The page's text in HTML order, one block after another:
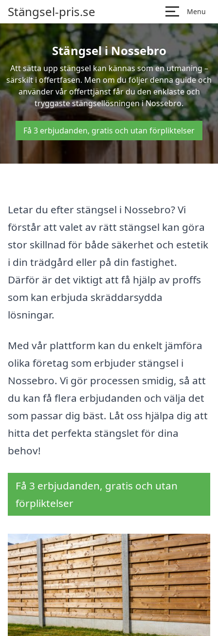
Stängsel-pris.se Menu
Stängsel i Nossebro
Att sätta upp stängsel kan kännas som en utmaning –
särskilt i offertfasen. Men om du följer denna guide och
använder vår offerttjänst får du den enklaste och
tryggaste stängsellösningen i Nossebro.
Få 3 erbjudanden, gratis och utan förpliktelser
Letar du efter stängsel i Nossebro? Vi
förstår att valet av rätt stängsel kan göra
stor skillnad för både säkerhet och estetik
i din trädgård eller på din fastighet.
Därför är det viktigt att få hjälp av proffs
som kan erbjuda skräddarsydda
lösningar.
Med vår plattform kan du enkelt jämföra
olika företag som erbjuder stängsel i
Nossebro. Vi gör processen smidig, så att
du kan få flera erbjudanden och välja det
som passar dig bäst. Låt oss hjälpa dig att
hitta det perfekta stängslet för dina
behov!
Få 3 erbjudanden, gratis och utan
förpliktelser